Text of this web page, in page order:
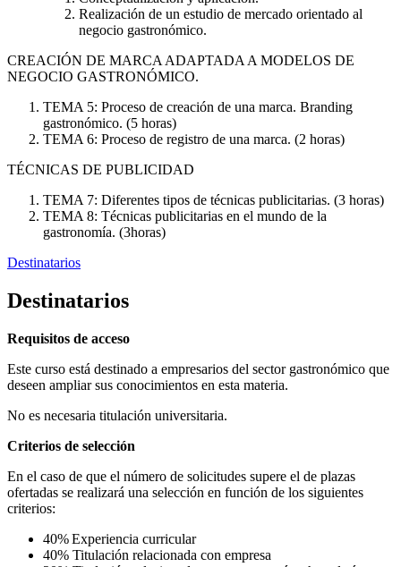
Realización de un estudio de mercado orientado al
negocio gastronómico.
CREACIÓN DE MARCA ADAPTADA A MODELOS DE
NEGOCIO GASTRONÓMICO.
TEMA 5: Proceso de creación de una marca. Branding
gastronómico. (5 horas)
TEMA 6: Proceso de registro de una marca. (2 horas)
TÉCNICAS DE PUBLICIDAD
TEMA 7: Diferentes tipos de técnicas publicitarias. (3 horas)
TEMA 8: Técnicas publicitarias en el mundo de la
gastronomía. (3horas)
Destinatarios
Destinatarios
Requisitos de acceso
Este curso está destinado a empresarios del sector gastronómico que
deseen ampliar sus conocimientos en esta materia.
No es necesaria titulación universitaria.
Criterios de selección
En el caso de que el número de solicitudes supere el de plazas
ofertadas se realizará una selección en función de los siguientes
criterios:
40% Experiencia curricular
40% Titulación relacionada con empresa